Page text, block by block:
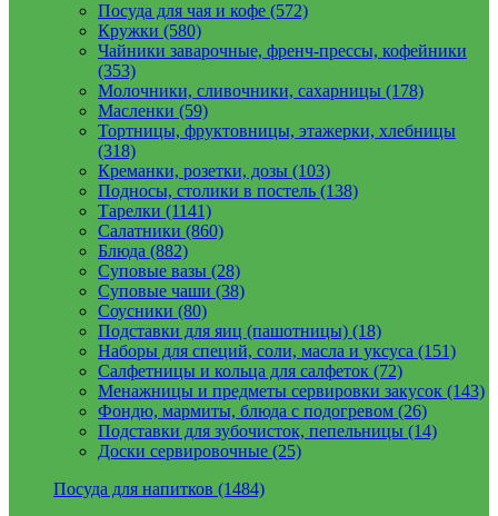
Посуда для чая и кофе (572)
Кружки (580)
Чайники заварочные, френч-прессы, кофейники
(353)
Молочники, сливочники, сахарницы (178)
Масленки (59)
Тортницы, фруктовницы, этажерки, хлебницы
(318)
Креманки, розетки, дозы (103)
Подносы, столики в постель (138)
Тарелки (1141)
Салатники (860)
Блюда (882)
Суповые вазы (28)
Суповые чаши (38)
Соусники (80)
Подставки для яиц (пашотницы) (18)
Наборы для специй, соли, масла и уксуса (151)
Салфетницы и кольца для салфеток (72)
Менажницы и предметы сервировки закусок (143)
Фондю, мармиты, блюда с подогревом (26)
Подставки для зубочисток, пепельницы (14)
Доски сервировочные (25)
Посуда для напитков (1484)